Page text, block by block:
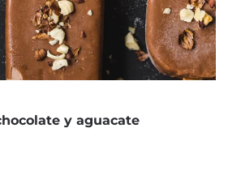
y aguacate